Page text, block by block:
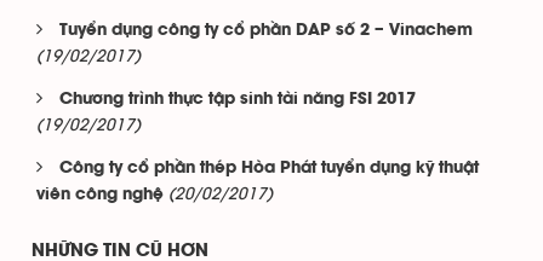
Tuyển dụng công ty cổ phần DAP số 2 – Vinachem
(19/02/2017)
Chương trình thực tập sinh tài năng FSI 2017
(19/02/2017)
Công ty cổ phần thép Hòa Phát tuyển dụng kỹ thuật
viên công nghệ (20/02/2017)
NHỮNG TIN CŨ HƠN